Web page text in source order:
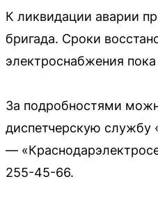
К ликвидации аварии
бригада. Сроки
электроснабжения
За подробностями
диспетчерскую службу
—
255-45-66.